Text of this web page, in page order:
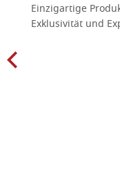
Einzigartige
Exklusivität und